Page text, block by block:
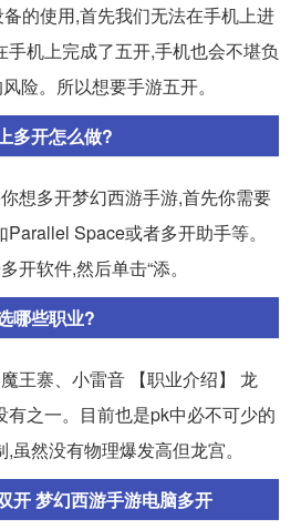
的使用,首先我们无法在手机上进
机上完成了五开,手机也会不堪负
险。所以想要手游五开。
多开怎么做?
想多开梦幻西游手游,首先你需要
Space或者多开助手等。
开软件,然后单击“添。
哪些职业?
王寨、小雷音 【职业介绍】 龙
有之一。目前也是pk中必不可少的
然没有物理爆发高但龙宫。
开 梦幻西游手游电脑多开